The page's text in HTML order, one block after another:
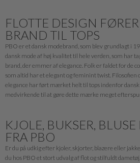
FLOTTE DESIGN
BRAND TIL TOPS
PBO er et dansk modebrand, som blev grundlagt i
dansk mode af høj kvalitet til hele verden, som har
brand, der emmer af elegance. Folk er faldet for de
som altid har et elegant og feminint twist. Filosofien
elegance har ført mærket helt til tops indenfor
medvirkende til at gøre dette mærke meget
KJOLE, BUKSER, BLUSE
FRA PBO
Er du på udkig efter kjoler, skjorter, blazere eller
du hos PBO et stort udvalg af flot og stilfuldt